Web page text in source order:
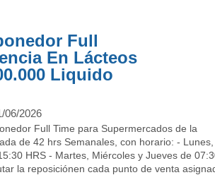
Full
En Lácteos
Liquido
06/2026
Full Time para Supermercados de la
de 42 hrs Semanales, con horario: - Lunes,
HRS - Martes, Miércoles y Jueves de
la reposiciónen cada punto de venta